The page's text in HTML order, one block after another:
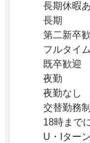
長期休暇
長期
第二新卒
フルタイム
既卒歓迎
夜勤
夜勤なし
交替勤務制
18時まで
U・Iター